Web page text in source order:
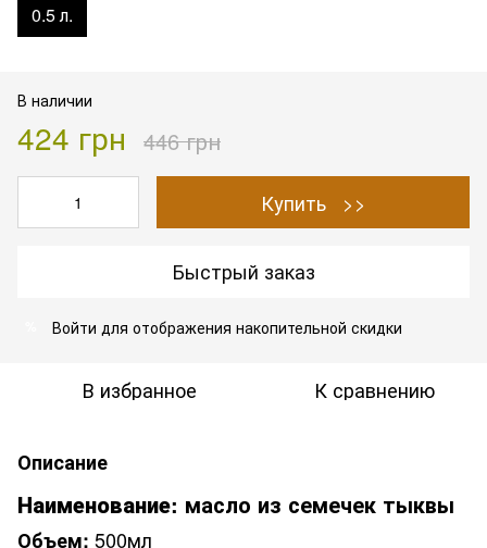
0.5 л.
В наличии
424 грн 446 грн
Купить >>
Быстрый заказ
Войти для отображения накопительной скидки
В избранное К сравнению
Описание
Наименование: масло из семечек тыквы
Объем: 500мл